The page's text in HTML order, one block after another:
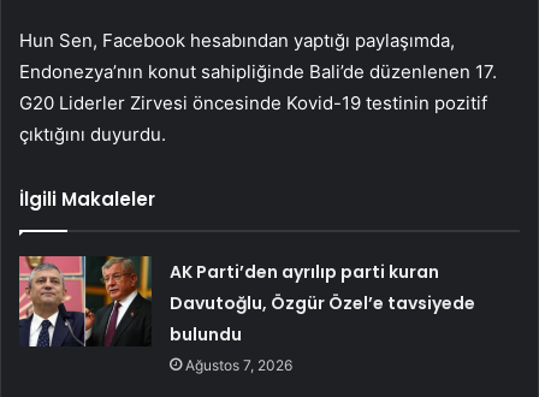
Hun Sen, Facebook hesabından yaptığı paylaşımda,
Endonezya’nın konut sahipliğinde Bali’de düzenlenen 17.
G20 Liderler Zirvesi öncesinde Kovid-19 testinin pozitif
çıktığını duyurdu.
İlgili Makaleler
AK Parti’den ayrılıp parti kuran
Davutoğlu, Özgür Özel’e tavsiyede
bulundu
Ağustos 7, 2026